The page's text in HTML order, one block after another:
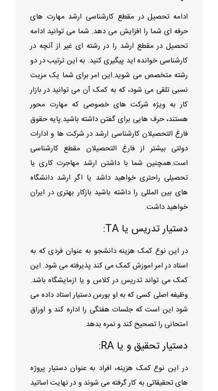
ادامه تحصیل در مقطع کارشناسی ارشد مهارت های
حرفه ای شما را افزایش می دهد. شما می توانید ادامه
تحصیل در مقطع ارشد را در رشته ای غیر از آنچه در
کارشناسی خوانده اید پیگیری کنید. به این ترتیب در دو
رشته متخصص می شوید.این امر برای شما یک مزیت
نسبی تلقی می شود، که به کمک آن می توانید در بازار
کار به ویژه شرکت های خصوصی که مهارت محور
هستند، حرف هایی برای گفتن داشته باشید.پایه حقوق
فارغ التحصیلان کارشناسی ارشد در شرکت ها و ادارات
دولتی بیشتر از فارغ التحصیلان مقطع کارشناسی
است.همچنین شما با داشتن ارشد مهاجرت کاری یا
تحصیلی راحتری خواهید داشد یا اگر ارشد دانشگاه
های بین المللی را داشته باشید بازکار بهتری در ایران
خواهید داشت.
دستیار تدریس یا TA:
در این نوع کمک هزینه دانشجو به عنوان فردی که به
استاد در امر اموزش کمک می کند پذیرفته می شود. این
کمک می تواند تدریس در کلاس و یا ازمایشگاه باشد.
وظیفه اصلی کسی که به او بورس دستیار استاد داده می
شود این است که جلسات هفتگی را اداره کند و اوراق
امتحانی را تصحیح کند و نمره بدهد.
دستیار تحقیق و یا RA:
در این نوع کمک هزینه، افراد به عنوان دستیار پروژه
های تحقیقاتی به کار گرفته می شوند و در نهایت اساتید